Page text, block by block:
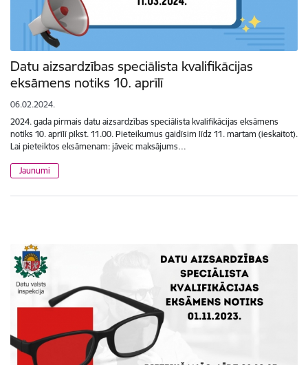
Datu aizsardzības speciālista kvalifikācijas
eksāmens notiks 10. aprīlī
06.02.2024.
2024. gada pirmais datu aizsardzības speciālista kvalifikācijas eksāmens
notiks 10. aprīlī plkst. 11.00. Pieteikumus gaidīsim līdz 11. martam (ieskaitot).
Lai pieteiktos eksāmenam: jāveic maksājums…
Jaunumi